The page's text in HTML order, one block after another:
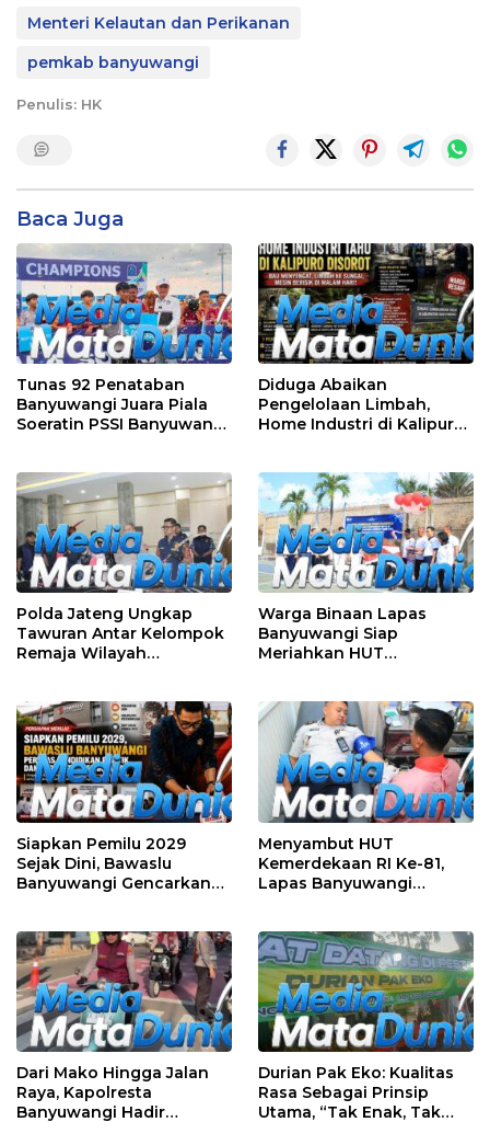
Menteri Kelautan dan Perikanan
pemkab banyuwangi
Penulis: HK
Baca Juga
Tunas 92 Penataban
Banyuwangi Juara Piala
Soeratin PSSI Banyuwangi
Diduga Abaikan
Pengelolaan Limbah,
Home Industri di Kalipuro
Mesin di Malam Hari
Polda Jateng Ungkap
Tawuran Antar Kelompok
Remaja Wilayah
Warga Binaan Lapas
Banyuwangi Siap
Meriahkan HUT
Perlombaan
Siapkan Pemilu 2029
Sejak Dini, Bawaslu
Banyuwangi Gencarkan
Menyambut HUT
Kemerdekaan RI Ke-81,
Lapas Banyuwangi
Dari Mako Hingga Jalan
Raya, Kapolresta
Banyuwangi Hadir
Durian Pak Eko: Kualitas
Rasa Sebagai Prinsip
Utama, “Tak Enak, Tak